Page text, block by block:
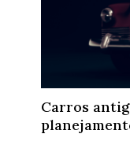
Carros